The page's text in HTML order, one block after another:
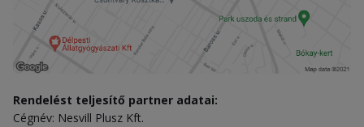
Rendelést teljesítő partner adatai:
Cégnév: Nesvill Plusz Kft.